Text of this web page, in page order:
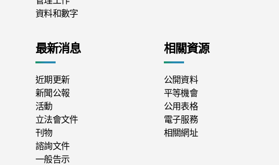
資料和數字
最新消息
近期更新
新聞公報
活動
立法會文件
刊物
諮詢文件
一般告示
相關資源
公開資料
平等機會
公用表格
電子服務
相關網址